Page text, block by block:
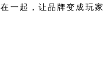
一起，让品牌变成玩家